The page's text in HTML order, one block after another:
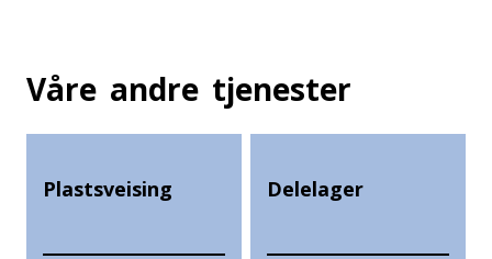
Våre andre tjenester
Plastsveising Delelager